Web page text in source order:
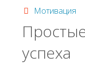
Мотивация
успеха